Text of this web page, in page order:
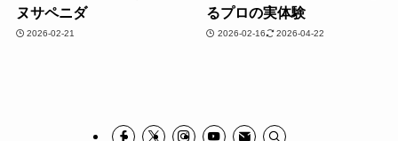
ヌサペニダ
2026-02-21
るプロの実体験
2026-02-16 2026-04-22